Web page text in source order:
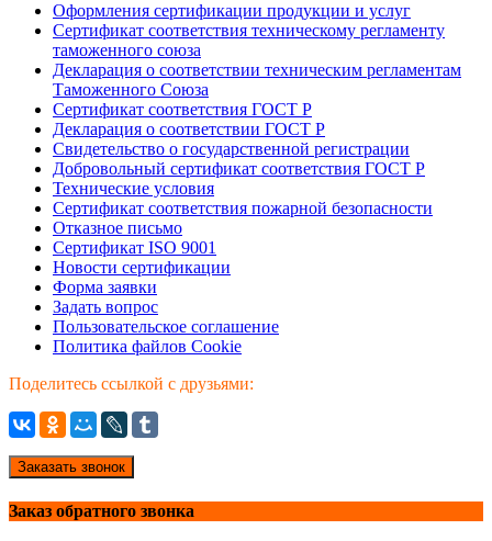
Оформления сертификации продукции и услуг
Сертификат соответствия техническому регламенту
таможенного союза
Декларация о соответствии техническим регламентам
Таможенного Союза
Сертификат соответствия ГОСТ Р
Декларация о соответствии ГОСТ Р
Свидетельство о государственной регистрации
Добровольный сертификат соответствия ГОСТ Р
Технические условия
Сертификат соответствия пожарной безопасности
Отказное письмо
Сертификат ISO 9001
Новости сертификации
Форма заявки
Задать вопрос
Пользовательское соглашение
Политика файлов Cookie
Поделитесь ссылкой с друзьями:
Заказать звонок
Заказ обратного звонка